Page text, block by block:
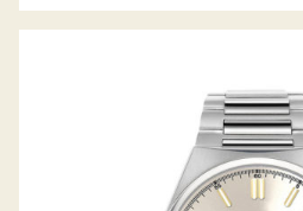
HIGHLIFE AUTOMATIC